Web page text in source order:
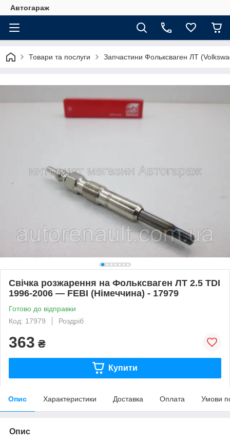
Автогараж
Товари та послуги Запчастини Фольксваген ЛТ
Свічка розжарення на Фольксваген ЛТ 2.5 TDI
1996-2006 — FEBI (Німеччина) - 17979
Готово до відправки
Код: 17979
Роздріб
363 ₴
Купити
Опис Характеристики Доставка Оплата Умови
Опис